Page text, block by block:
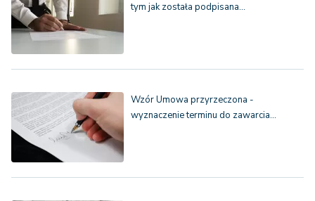
tym jak została podpisana…
Wzór Umowa przyrzeczona -
wyznaczenie terminu do zawarcia…